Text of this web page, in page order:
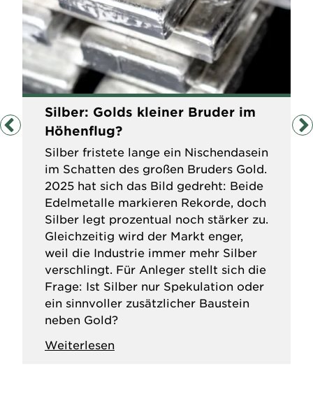
Silber: Golds kleiner Bruder im
Höhenflug?
Silber fristete lange ein Nischendasein
im Schatten des großen Bruders Gold.
2025 hat sich das Bild gedreht: Beide
Edelmetalle markieren Rekorde, doch
Silber legt prozentual noch stärker zu.
Gleichzeitig wird der Markt enger,
weil die Industrie immer mehr Silber
verschlingt. Für Anleger stellt sich die
Frage: Ist Silber nur Spekulation oder
ein sinnvoller zusätzlicher Baustein
neben Gold?
Weiterlesen